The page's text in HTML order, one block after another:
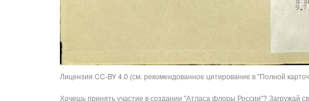
Лицензия CC-BY 4.0 (см. рекомендованное цитирование в "Полной
Хочешь принять участие в создании "Атласа флоры России"? Загружай